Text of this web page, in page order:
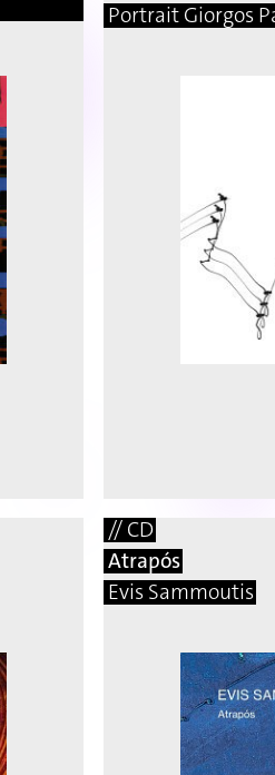
Portrait Giorgos
// CD
Atrapós
Evis Sammoutis